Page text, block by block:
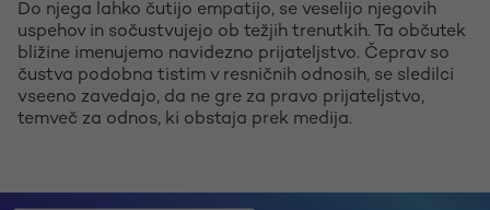
Do njega lahko čutijo empatijo, se veselijo njegovih
uspehov in sočustvujejo ob težjih trenutkih. Ta občutek
bližine imenujemo navidezno prijateljstvo. Čeprav so
čustva podobna tistim v resničnih odnosih, se sledilci
vseeno zavedajo, da ne gre za pravo prijateljstvo,
temveč za odnos, ki obstaja prek medija.